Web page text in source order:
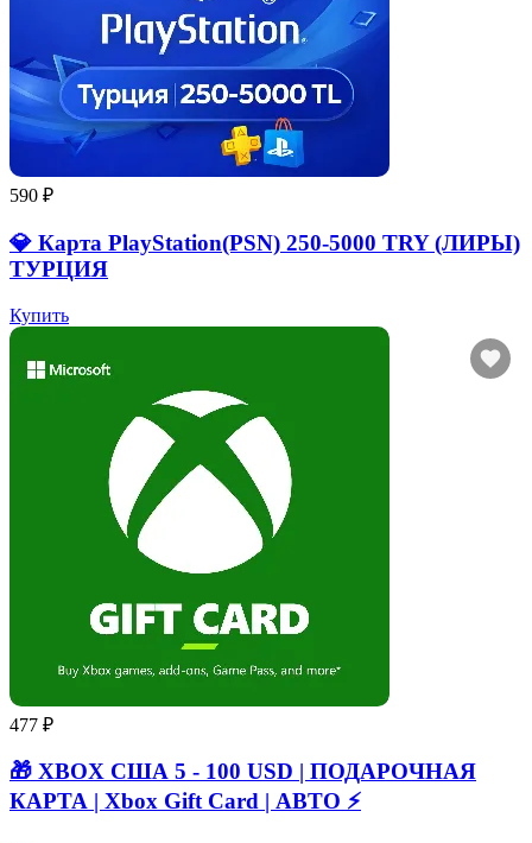
590 ₽
💎 Карта PlayStation(PSN) 250-5000 TRY (ЛИРЫ)
ТУРЦИЯ
Купить
477 ₽
🎁 XBOX США 5 - 100 USD | ПОДАРОЧНАЯ
КАРТА | Xbox Gift Card | АВТО ⚡